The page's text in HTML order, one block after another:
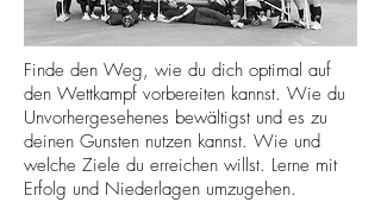
Finde den Weg, wie du dich optimal auf
den Wettkampf vorbereiten kannst. Wie du
Unvorhergesehenes bewältigst und es zu
deinen Gunsten nutzen kannst. Wie und
welche Ziele du erreichen willst. Lerne mit
Erfolg und Niederlagen umzugehen.